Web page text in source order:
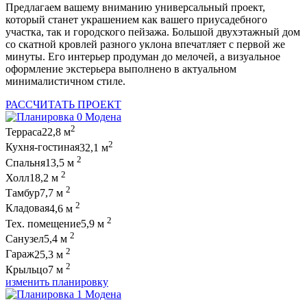
Предлагаем вашему вниманию универсальный проект,
который станет украшением как вашего приусадебного
участка, так и городского пейзажа. Большой двухэтажный дом
со скатной кровлей разного уклона впечатляет с первой же
минуты. Его интерьер продуман до мелочей, а визуальное
оформление экстерьера выполнено в актуальном
минималистичном стиле.
РАССЧИТАТЬ ПРОЕКТ
Терраса22,8 м2
Кухня-гостиная32,1 м2
Спальня13,5 м 2
Холл18,2 м 2
Тамбур7,7 м 2
Кладовая4,6 м 2
Тех. помещение5,9 м 2
Санузел5,4 м 2
Гараж25,3 м 2
Крыльцо7 м 2
изменить планировку